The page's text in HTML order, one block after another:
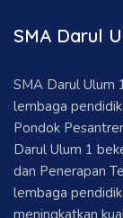
SMA Darul
SMA Darul Ulum
lembaga
Pondok
Darul Ulum 1
dan Penerapan
lembaga